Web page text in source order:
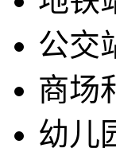
公交
商场
幼儿